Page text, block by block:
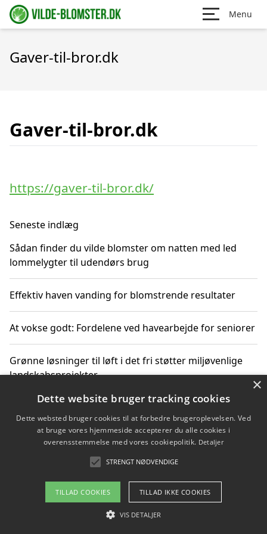
Menu
Gaver-til-bror.dk
Gaver-til-bror.dk
https://gaver-til-bror.dk/
Seneste indlæg
Sådan finder du vilde blomster om natten med led
lommelygter til udendørs brug
Effektiv haven vanding for blomstrende resultater
At vokse godt: Fordelene ved havearbejde for seniorer
Grønne løsninger til løft i det fri støtter miljøvenlige
landskabsprojekter
Gør haven til et frirum for familien og naturen
Copyright 2026 - Pilanto Aps
Om / kontakt
Blog Betingelser
×
Dette website bruger tracking cookies
Dette websted bruger cookies til at forbedre brugeroplevelsen. Ved
at bruge vores hjemmeside accepterer du alle cookies i
overensstemmelse med vores cookiepolitik. Detaljer
STRENGT NØDVENDIGE
TILLAD COOKIES TILLAD IKKE COOKIES
VIS DETALJER